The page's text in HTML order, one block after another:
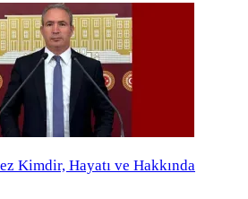
Kimdir, Hayatı ve Hakkında